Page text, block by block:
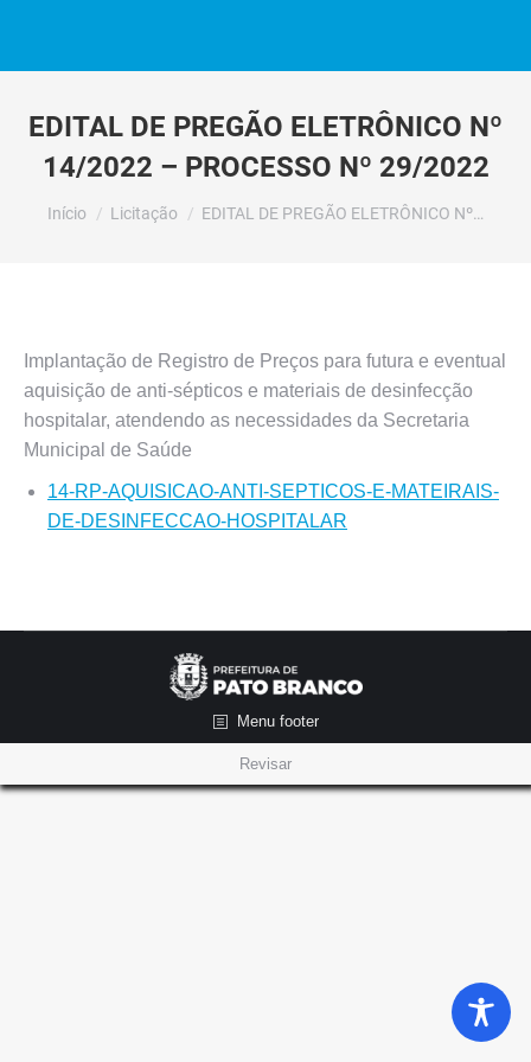
EDITAL DE PREGÃO ELETRÔNICO Nº
14/2022 – PROCESSO Nº 29/2022
Você está aqui:
Início Licitação EDITAL DE PREGÃO ELETRÔNICO Nº…
Implantação de Registro de Preços para futura e eventual
aquisição de anti-sépticos e materiais de desinfecção
hospitalar, atendendo as necessidades da Secretaria
Municipal de Saúde
14-RP-AQUISICAO-ANTI-SEPTICOS-E-MATEIRAIS-
DE-DESINFECCAO-HOSPITALAR
Menu footer
Revisar